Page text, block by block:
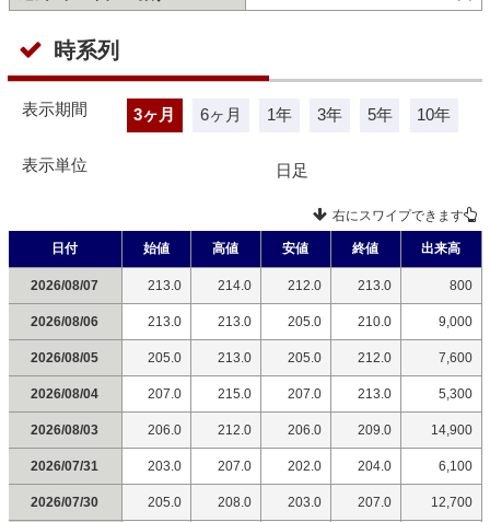
時系列
表示期間 3ヶ月 6ヶ月 1年 3年 5年 10年
表示単位 日足
右にスワイプできます
日付 始値 高値 安値 終値 出来高
2026/08/07 213.0 214.0 212.0 213.0 800
2026/08/06 213.0 213.0 205.0 210.0 9,000
2026/08/05 205.0 213.0 205.0 212.0 7,600
2026/08/04 207.0 215.0 207.0 213.0 5,300
2026/08/03 206.0 212.0 206.0 209.0 14,900
2026/07/31 203.0 207.0 202.0 204.0 6,100
2026/07/30 205.0 208.0 203.0 207.0 12,700